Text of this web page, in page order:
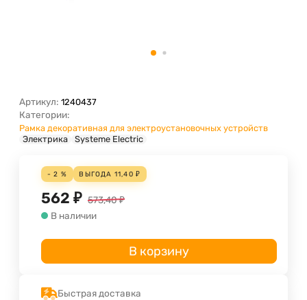
Артикул: 1240437
Категории:
Рамка декоративная для электроустановочных устройств
Электрика
Systeme Electric
- 2 % ВЫГОДА 11,40 ₽
562 ₽ 573,40₽
В наличии
В корзину
Быстрая доставка